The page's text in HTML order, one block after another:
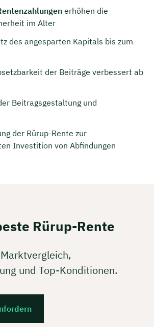
erhöhen die
im Alter
des angesparten Kapitals bis zum
der Beiträge verbessert ab
Beitragsgestaltung und
der Rürup-Rente zur
Investition von Abfindungen
Rürup-Rente
und Top-Konditionen.